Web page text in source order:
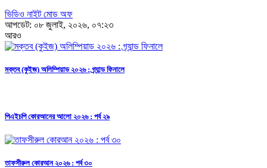
ভিডিও নাইট মোড অফ
আপডেট: ০৮ জুলাই, ২০২৬, ০৭:২৩
আরও
মক্তব (কুইজ) অলিম্পিয়াড ২০২৬ : গ্র্যান্ড ফিনালে
পিএইচপি কোরআনের আলো ২০২৬ : পর্ব ২৯
তাফসীরুল কোরআন ২০২৬ : পর্ব ৩০